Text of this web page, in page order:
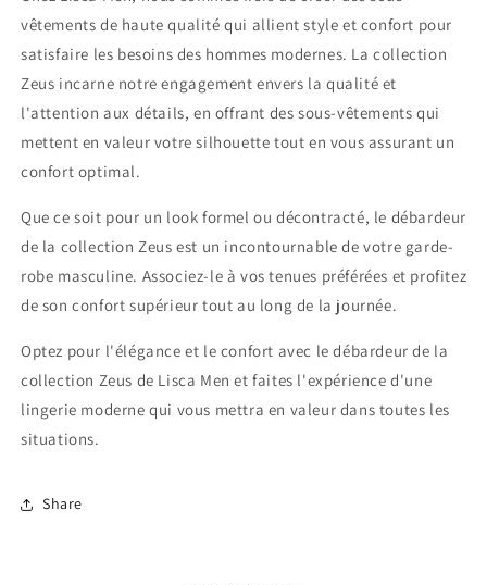
vêtements de haute qualité qui allient style et confort pour
satisfaire les besoins des hommes modernes. La collection
Zeus incarne notre engagement envers la qualité et
l'attention aux détails, en offrant des sous-vêtements qui
mettent en valeur votre silhouette tout en vous assurant un
confort optimal.
Que ce soit pour un look formel ou décontracté, le débardeur
de la collection Zeus est un incontournable de votre garde-
robe masculine. Associez-le à vos tenues préférées et profitez
de son confort supérieur tout au long de la journée.
Optez pour l'élégance et le confort avec le débardeur de la
collection Zeus de Lisca Men et faites l'expérience d'une
lingerie moderne qui vous mettra en valeur dans toutes les
situations.
Share